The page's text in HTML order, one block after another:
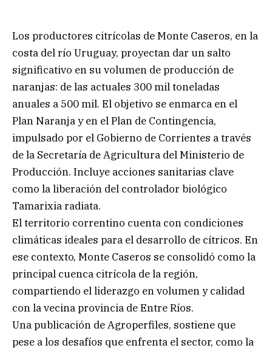
Los productores citrícolas de Monte Caseros, en la
costa del río Uruguay, proyectan dar un salto
significativo en su volumen de producción de
naranjas: de las actuales 300 mil toneladas
anuales a 500 mil. El objetivo se enmarca en el
Plan Naranja y en el Plan de Contingencia,
impulsado por el Gobierno de Corrientes a través
de la Secretaría de Agricultura del Ministerio de
Producción. Incluye acciones sanitarias clave
como la liberación del controlador biológico
Tamarixia radiata.
El territorio correntino cuenta con condiciones
climáticas ideales para el desarrollo de cítricos. En
ese contexto, Monte Caseros se consolidó como la
principal cuenca citrícola de la región,
compartiendo el liderazgo en volumen y calidad
con la vecina provincia de Entre Ríos.
Una publicación de Agroperfiles, sostiene que
pese a los desafíos que enfrenta el sector, como la